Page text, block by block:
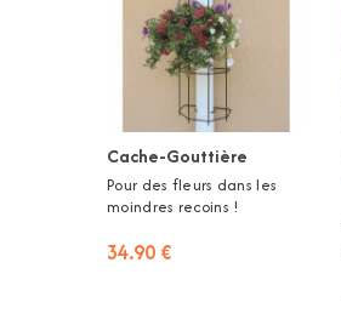
Cache-Gouttière
Pour des fleurs dans les
moindres recoins !
34.90 €